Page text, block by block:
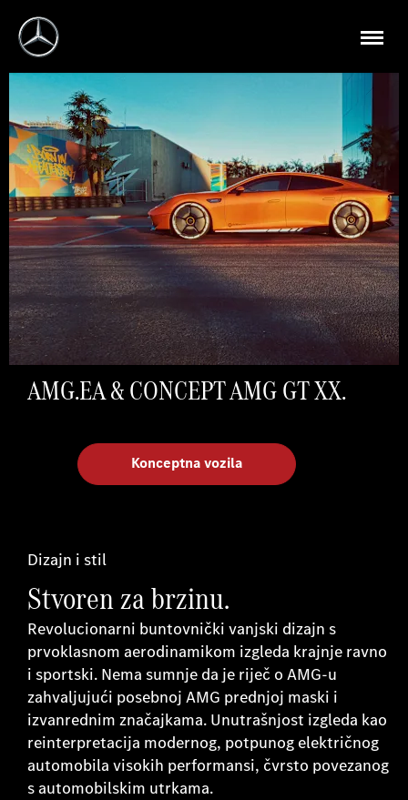
AMG.EA & CONCEPT AMG GT XX.
Konceptna vozila
Dizajn i stil
Stvoren za brzinu.
Revolucionarni buntovnički vanjski dizajn s
prvoklasnom aerodinamikom izgleda krajnje ravno
i sportski. Nema sumnje da je riječ o AMG-u
zahvaljujući posebnoj AMG prednjoj maski i
izvanrednim značajkama. Unutrašnjost izgleda kao
reinterpretacija modernog, potpunog električnog
automobila visokih performansi, čvrsto povezanog
s automobilskim utrkama.